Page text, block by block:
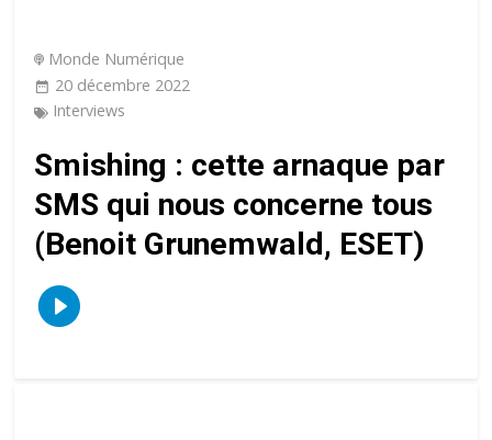
Monde Numérique
20 décembre 2022
Interviews
Smishing : cette arnaque par
SMS qui nous concerne tous
(Benoit Grunemwald, ESET)